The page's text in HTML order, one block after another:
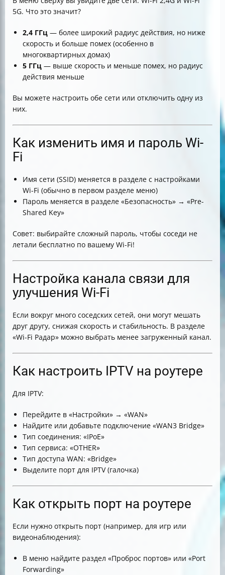
5G. Что это значит?
2,4 ГГц — более широкий радиус действия, но ниже
скорость и больше помех (особенно в
многоквартирных домах)
5 ГГц — выше скорость и меньше помех, но радиус
действия меньше
Вы можете настроить обе сети или отключить одну из
них.
Как изменить имя и пароль Wi-
Fi
Имя сети (SSID) меняется в разделе с настройками
Wi-Fi (обычно в первом разделе меню)
Пароль меняется в разделе «Безопасность» → «Pre-
Shared Key»
Совет: выбирайте сложный пароль, чтобы соседи не
летали бесплатно по вашему Wi-Fi!
Настройка канала связи для
улучшения Wi-Fi
Если вокруг много соседских сетей, они могут мешать
друг другу, снижая скорость и стабильность. В разделе
«Wi-Fi Радар» можно выбрать менее загруженный канал.
Как настроить IPTV на роутере
Для IPTV:
Перейдите в «Настройки» → «WAN»
Найдите или добавьте подключение «WAN3 Bridge»
Тип соединения: «IPoE»
Тип сервиса: «OTHER»
Тип доступа WAN: «Bridge»
Выделите порт для IPTV (галочка)
Как открыть порт на роутере
Если нужно открыть порт (например, для игр или
видеонаблюдения):
В меню найдите раздел «Проброс портов» или «Port
Forwarding»